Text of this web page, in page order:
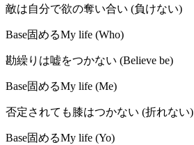
敵は自分で欲の奪い合い (負けない)
Base固めるMy life (Who)
勘繰りは嘘をつかない (Believe be)
Base固めるMy life (Me)
否定されても膝はつかない (折れない)
Base固めるMy life (Yo)